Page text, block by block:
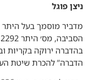
ניצן פוגל
מדביר מוסמך בעל
בהדברה ירוקה בקריות
הדברה” להכרת שיטת